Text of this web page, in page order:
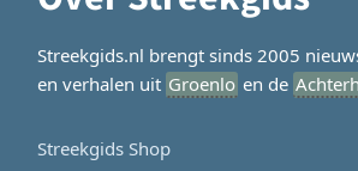
Streekgids.nl brengt sinds 2005
en verhalen uit Groenlo en de
Streekgids Shop